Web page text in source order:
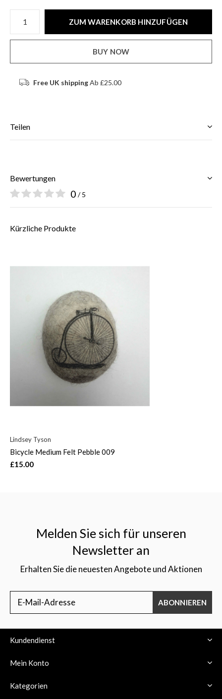
ZUM WARENKORB HINZUFÜGEN
BUY NOW
Free UK shippingAb £25.00
Teilen
Bewertungen
0 / 5
Kürzliche Produkte
Lindsey Tyson
Bicycle Medium Felt Pebble 009
£15.00
Melden Sie sich für unseren
Newsletter an
Erhalten Sie die neuesten Angebote und Aktionen
ABONNIEREN
Kundendienst
Mein Konto
Kategorien